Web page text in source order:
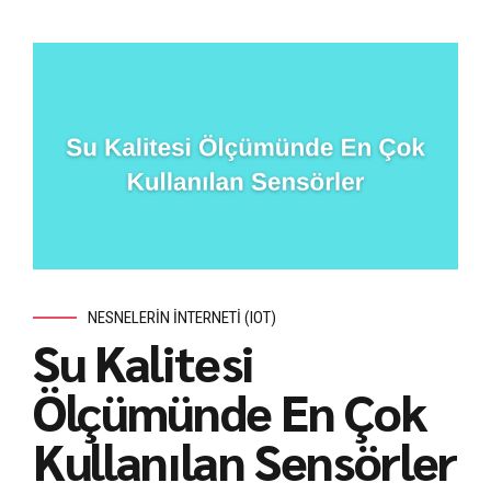
NESNELERIN İNTERNETI (IOT)
Su Kalitesi
Ölçümünde En Çok
Kullanılan Sensörler